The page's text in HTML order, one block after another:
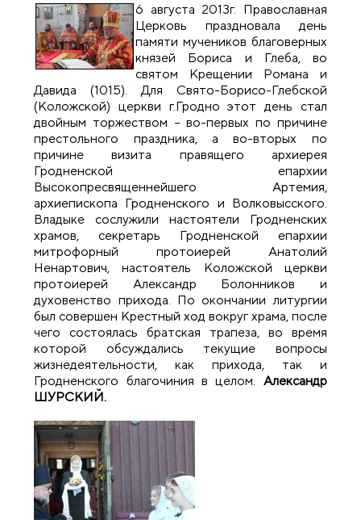
6 августа 2013г. Православная
Церковь праздновала день
памяти мучеников благоверных
князей Бориса и Глеба, во
святом Крещении Романа и
Давида (1015). Для Свято-Борисо-Глебской
(Коложской) церкви г.Гродно этот день стал
двойным торжеством – во-первых по причине
престольного праздника, а во-вторых по
причине визита правящего архиерея
Гродненской епархии
Высокопресвященнейшего Артемия,
архиепископа Гродненского и Волковысского.
Владыке сослужили настоятели Гродненских
храмов, секретарь Гродненской епархии
митрофорный протоиерей Анатолий
Ненартович, настоятель Коложской церкви
протоиерей Александр Болонников и
духовенство прихода. По окончании литургии
был совершен Крестный ход вокруг храма, после
чего состоялась братская трапеза, во время
которой обсуждались текущие вопросы
жизнедеятельности, как прихода, так и
Гродненского благочиния в целом. Александр
ШУРСКИЙ.